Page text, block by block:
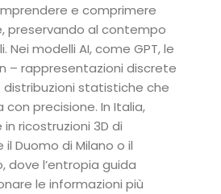
e comprimere
preservando al contempo
Nei modelli AI, come GPT, le
– rappresentazioni discrete
statistiche che
con precisione. In Italia,
ricostruzioni 3D di
Duomo di Milano o il
dove l’entropia guida
le informazioni più